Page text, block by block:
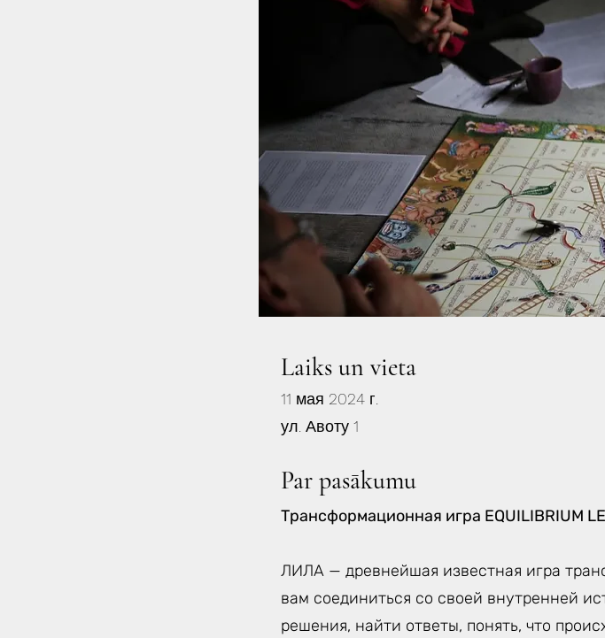
Laiks un vieta
11 мая 2024 г.
ул. Авоту 1
Par pasākumu
Трансформационная игра EQUILIBRIUM
ЛИЛА — древнейшая известная игра
вам соединиться со своей внутренней
решения, найти ответы, понять, что